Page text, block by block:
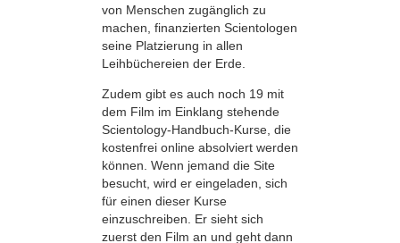
von Menschen zugänglich zu
machen, finanzierten Scientologen
seine Platzierung in allen
Leihbüchereien der Erde.
Zudem gibt es auch noch 19 mit
dem Film im Einklang stehende
Scientology-Handbuch-Kurse, die
kostenfrei online absolviert werden
können. Wenn jemand die Site
besucht, wird er eingeladen, sich
für einen dieser Kurse
einzuschreiben. Er sieht sich
zuerst den Film an und geht dann